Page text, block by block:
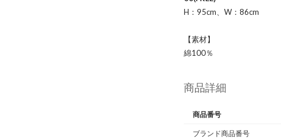
H：95cm、W：86cm
【素材】
綿100％
商品詳細
商品番号
ブランド商品番号